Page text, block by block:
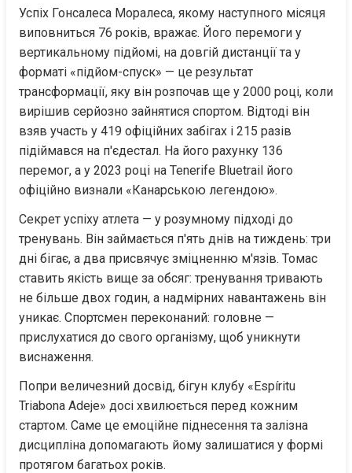
Успіх Гонсалеса Моралеса, якому наступного місяця
виповниться 76 років, вражає. Його перемоги у
вертикальному підйомі, на довгій дистанції та у
форматі «підйом-спуск» — це результат
трансформації, яку він розпочав ще у 2000 році, коли
вирішив серйозно зайнятися спортом. Відтоді він
взяв участь у 419 офіційних забігах і 215 разів
підіймався на п'єдестал. На його рахунку 136
перемог, а у 2023 році на Tenerife Bluetrail його
офіційно визнали «Канарською легендою».
Секрет успіху атлета — у розумному підході до
тренувань. Він займається п'ять днів на тиждень: три
дні бігає, а два присвячує зміцненню м'язів. Томас
ставить якість вище за обсяг: тренування тривають
не більше двох годин, а надмірних навантажень він
уникає. Спортсмен переконаний: головне —
прислухатися до свого організму, щоб уникнути
виснаження.
Попри величезний досвід, бігун клубу «Espíritu
Triabona Adeje» досі хвилюється перед кожним
стартом. Саме це емоційне піднесення та залізна
дисципліна допомагають йому залишатися у формі
протягом багатьох років.